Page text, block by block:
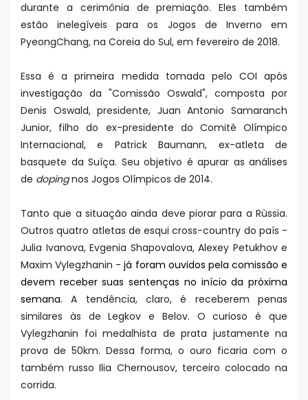
durante a cerimônia de premiação. Eles também
estão inelegíveis para os Jogos de Inverno em
PyeongChang, na Coreia do Sul, em fevereiro de 2018.
Essa é a primeira medida tomada pelo COI após
investigação da "Comissão Oswald", composta por
Denis Oswald, presidente, Juan Antonio Samaranch
Junior, filho do ex-presidente do Comitê Olímpico
Internacional, e Patrick Baumann, ex-atleta de
basquete da Suíça. Seu objetivo é apurar as análises
de dopingnos Jogos Olímpicos de 2014.
Tanto que a situação ainda deve piorar para a Rùssia.
Outros quatro atletas de esqui cross-country do país -
Julia Ivanova, Evgenia Shapovalova, Alexey Petukhov e
Maxim Vylegzhanin -já foram ouvidos pela comissão e
devem receber suas sentenças no início da próxima
semana. A tendência, claro, é receberem penas
similares às de Legkov e Belov. O curioso é que
Vylegzhanin foi medalhista de prata justamente na
prova de 50km. Dessa forma, o ouro ficaria com o
também russo Ilia Chernousov, terceiro colocado na
corrida.